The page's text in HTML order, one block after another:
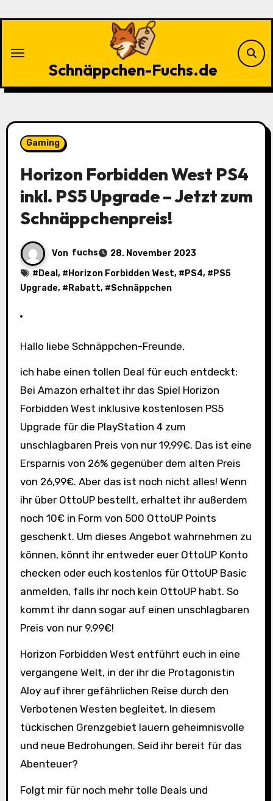
Schnäppchen-Fuchs.de
Gaming
Horizon Forbidden West PS4
inkl. PS5 Upgrade – Jetzt zum
Schnäppchenpreis!
Von fuchs
28. November 2023
# Deal , # Horizon Forbidden West, # PS4, # PS5
Upgrade, # Rabatt, #Schnäppchen
Hallo liebe Schnäppchen-Freunde,
ich habe einen tollen Deal für euch entdeckt:
Bei Amazon erhaltet ihr das Spiel Horizon
Forbidden West inklusive kostenlosen PS5
Upgrade für die PlayStation 4 zum
unschlagbaren Preis von nur 19,99€. Das ist eine
Ersparnis von 26% gegenüber dem alten Preis
von 26,99€. Aber das ist noch nicht alles! Wenn
ihr über OttoUP bestellt, erhaltet ihr außerdem
noch 10€ in Form von 500 OttoUP Points
geschenkt. Um dieses Angebot wahrnehmen zu
können, könnt ihr entweder euer OttoUP Konto
checken oder euch kostenlos für OttoUP Basic
anmelden, falls ihr noch kein OttoUP habt. So
kommt ihr dann sogar auf einen unschlagbaren
Preis von nur 9,99€!
Horizon Forbidden West entführt euch in eine
vergangene Welt, in der ihr die Protagonistin
Aloy auf ihrer gefährlichen Reise durch den
Verbotenen Westen begleitet. In diesem
tückischen Grenzgebiet lauern geheimnisvolle
und neue Bedrohungen. Seid ihr bereit für das
Abenteuer?
Folgt mir für noch mehr tolle Deals und